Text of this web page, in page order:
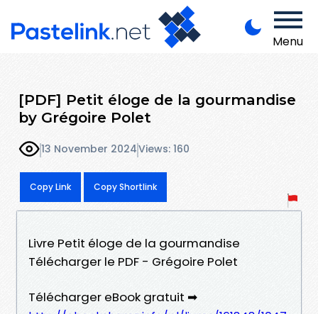
Menu
[PDF] Petit éloge de la gourmandise
by Grégoire Polet
13 November 2024Views: 160
Copy Link Copy Shortlink
Livre Petit éloge de la gourmandise
Télécharger le PDF - Grégoire Polet
Télécharger eBook gratuit ➡